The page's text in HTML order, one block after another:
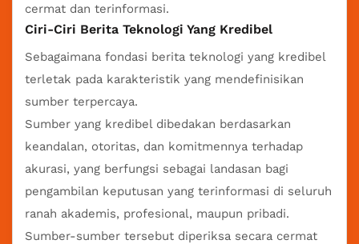
cermat dan terinformasi.
Ciri-Ciri Berita Teknologi Yang Kredibel
Sebagaimana fondasi berita teknologi yang kredibel
terletak pada karakteristik yang mendefinisikan
sumber terpercaya.
Sumber yang kredibel dibedakan berdasarkan
keandalan, otoritas, dan komitmennya terhadap
akurasi, yang berfungsi sebagai landasan bagi
pengambilan keputusan yang terinformasi di seluruh
ranah akademis, profesional, maupun pribadi.
Sumber-sumber tersebut diperiksa secara cermat